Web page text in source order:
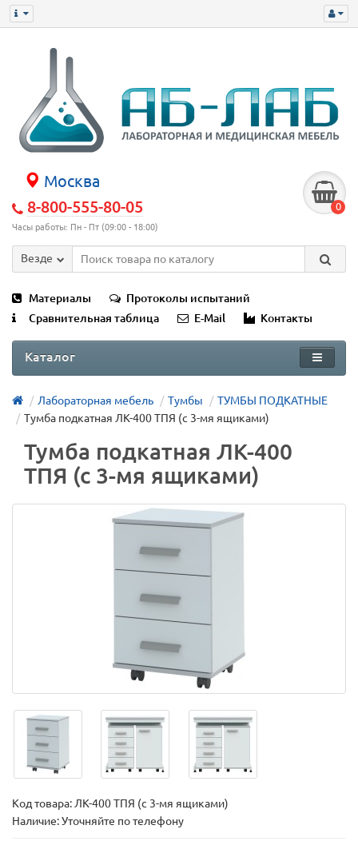
Москва
8-800-555-80-05
Часы работы: Пн - Пт (09:00 - 18:00)
0
Везде
Материалы
Протоколы испытаний
Сравнительная таблица
E-Mail Контакты
Каталог
Лабораторная мебель Тумбы
ТУМБЫ ПОДКАТНЫЕ
Тумба подкатная ЛК-400 ТПЯ (с 3-мя ящиками)
Тумба подкатная ЛК-400
ТПЯ (с 3-мя ящиками)
Код товара: ЛК-400 ТПЯ (с 3-мя ящиками)
Наличие: Уточняйте по телефону